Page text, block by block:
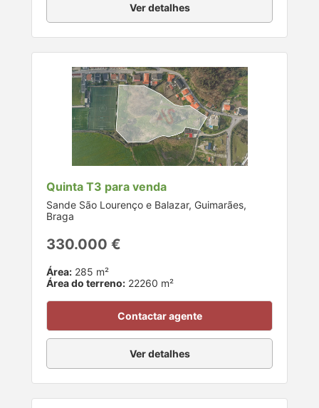
Ver detalhes
Quinta T3 para venda
Sande São Lourenço e Balazar, Guimarães,
Braga
330.000 €
Área: 285 m²
Área do terreno: 22260 m²
Contactar agente
Ver detalhes